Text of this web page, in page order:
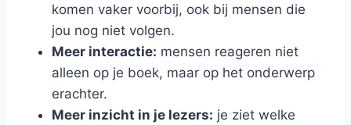
komen vaker voorbij, ook bij mensen die
jou nog niet volgen.
Meer interactie: mensen reageren niet
alleen op je boek, maar op het onderwerp
erachter.
Meer inzicht in je lezers: je ziet welke